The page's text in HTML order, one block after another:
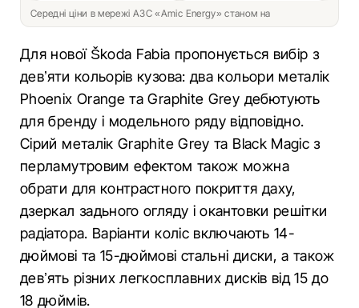
Середні ціни в мережі АЗС «Amic Energy» станом на
Для нової Škoda Fabia пропонується вибір з
девʼяти кольорів кузова: два кольори металік
Phoenix Orange та Graphite Grey дебютують
для бренду і модельного ряду відповідно.
Сірий металік Graphite Grey та Black Magic з
перламутровим ефектом також можна
обрати для контрастного покриття даху,
дзеркал задьного огляду і окантовки решітки
радіатора. Варіанти коліс включають 14-
дюймові та 15-дюймові стальні диски, а також
девʼять різних легкосплавних дисків від 15 до
18 дюймів.